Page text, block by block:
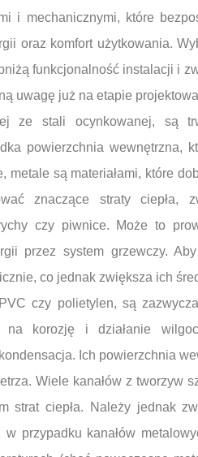
i mechanicznymi, które
oraz komfort użytkowania.
funkcjonalność instalacji i
uwagę już na etapie
ze stali ocynkowanej, są
powierzchnia wewnętrzna,
metale są materiałami, które
znaczące straty ciepła,
czy piwnice. Może to
przez system grzewczy.
co jednak zwiększa ich
czy polietylen, są
na korozję i działanie
Ich powierzchnia
Wiele kanałów z tworzyw
strat ciepła. Należy jednak
przypadku kanałów